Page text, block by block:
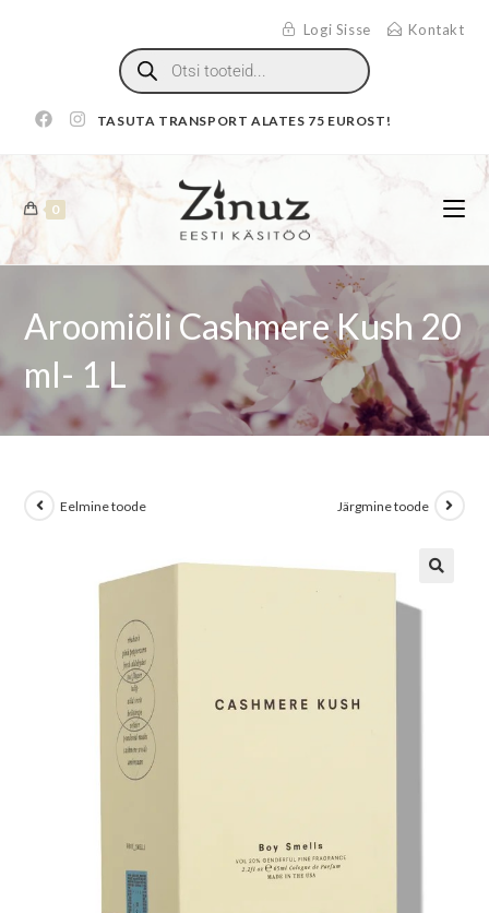
Logi Sisse Kontakt
TASUTA TRANSPORT ALATES 75 EUROST!
0
Aroomiõli Cashmere Kush 20
ml- 1 L
Eelmine toode Järgmine toode